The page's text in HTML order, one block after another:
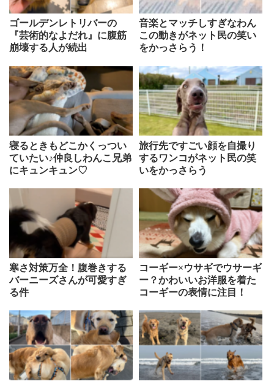
ゴールデンレトリバーの
『芸術的なよだれ』に腹筋
崩壊する人が続出
音楽とマッチしすぎなわん
この動きがネット民の笑い
をかっさらう！
寝るときもどこかくっつい
ていたい♪仲良しわんこ兄弟
にキュンキュン♡
旅行先ですごい顔を自撮り
するワンコがネット民の笑
いをかっさらう
寒さ対策万全！腹巻きする
バーニーズさんが可愛すぎ
る件
コーギー×ウサギでウサーギ
ー？かわいいお洋服を着た
コーギーの表情に注目！